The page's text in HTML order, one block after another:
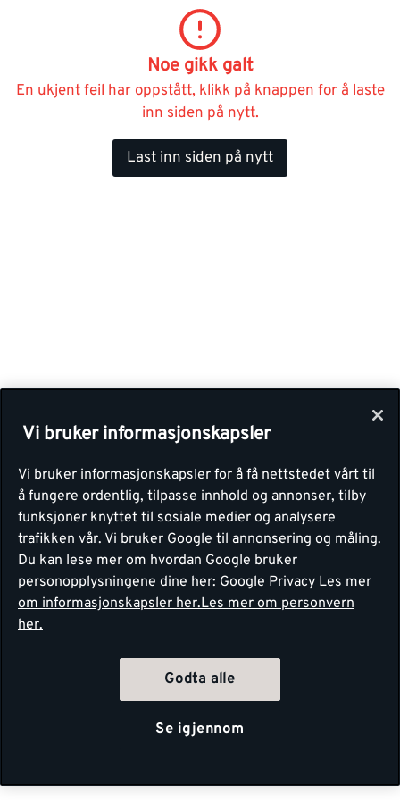
Noe gikk galt
En ukjent feil har oppstått, klikk på knappen for å laste
inn siden på nytt.
Last inn siden på nytt
Vi bruker informasjonskapsler
Vi bruker informasjonskapsler for å få nettstedet vårt til
å fungere ordentlig, tilpasse innhold og annonser, tilby
funksjoner knyttet til sosiale medier og analysere
trafikken vår. Vi bruker Google til annonsering og måling.
Du kan lese mer om hvordan Google bruker
personopplysningene dine her: Google Privacy Les mer
om informasjonskapsler her.Les mer om personvern
her.
Godta alle
Se igjennom